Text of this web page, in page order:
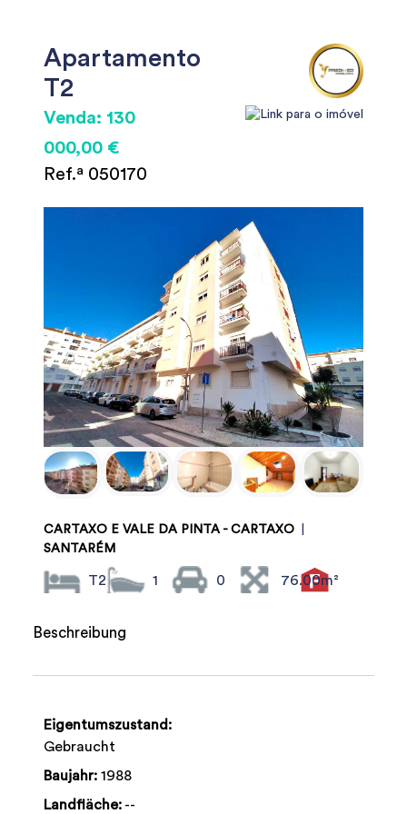
Apartamento
T2
Venda: 130
000,00 €
Ref.ª 050170
CARTAXO E VALE DA PINTA - CARTAXO
SANTARÉM
T2 1 0 76.00m²
Beschreibung
Eigentumszustand:
Gebraucht
Baujahr: 1988
Landfläche: --